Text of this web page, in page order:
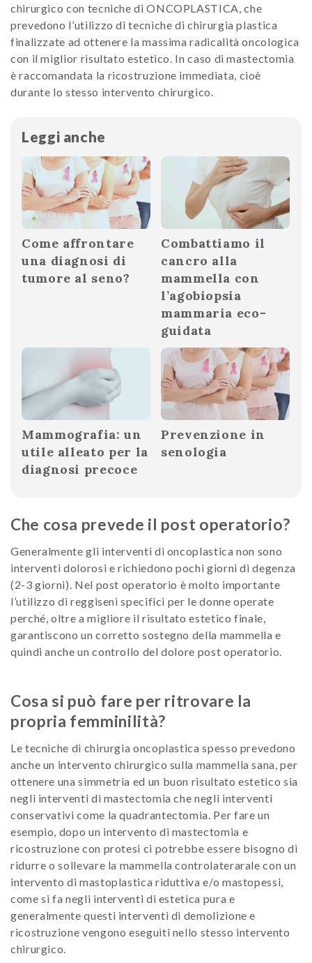
chirurgico con tecniche di ONCOPLASTICA, che
prevedono l’utilizzo di tecniche di chirurgia plastica
finalizzate ad ottenere la massima radicalità oncologica
con il miglior risultato estetico. In caso di mastectomia
è raccomandata la ricostruzione immediata, cioè
durante lo stesso intervento chirurgico.
Leggi anche
Come affrontare
una diagnosi di
tumore al seno?
Combattiamo il
cancro alla
mammella con
l’agobiopsia
mammaria eco-
guidata
Mammografia: un
utile alleato per la
diagnosi precoce
Prevenzione in
senologia
Che cosa prevede il post operatorio?
Generalmente gli interventi di oncoplastica non sono
interventi dolorosi e richiedono pochi giorni di degenza
(2-3 giorni). Nel post operatorio è molto importante
l’utilizzo di reggiseni specifici per le donne operate
perché, oltre a migliore il risultato estetico finale,
garantiscono un corretto sostegno della mammella e
quindi anche un controllo del dolore post operatorio.
Cosa si può fare per ritrovare la
propria femminilità?
Le tecniche di chirurgia oncoplastica spesso prevedono
anche un intervento chirurgico sulla mammella sana, per
ottenere una simmetria ed un buon risultato estetico sia
negli interventi di mastectomia che negli interventi
conservativi come la quadrantectomia. Per fare un
esempio, dopo un intervento di mastectomia e
ricostruzione con protesi ci potrebbe essere bisogno di
ridurre o sollevare la mammella controlaterarale con un
intervento di mastoplastica riduttiva e/o mastopessi,
come si fa negli interventi di estetica pura e
generalmente questi interventi di demolizione e
ricostruzione vengono eseguiti nello stesso intervento
chirurgico.